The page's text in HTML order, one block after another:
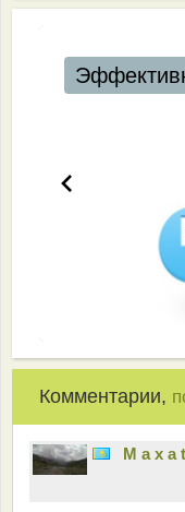
Комментарии,
M a x a t